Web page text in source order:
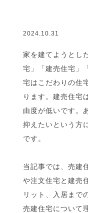
2024.10.31
家を建てようとし
宅」「建売住宅」
宅はこだわりの住
ります。建売住宅
由度が低いです。
抑えたいという方
です。
当記事では、売建
や注文住宅と建売
リット、入居まで
売建住宅について